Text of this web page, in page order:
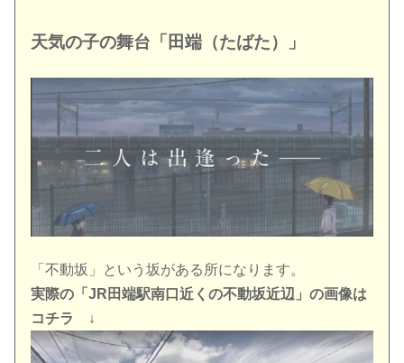
天気の子の舞台「田端（たばた）」
「不動坂」という坂がある所になります。
実際の「JR田端駅南口近くの不動坂近辺」の画像は
コチラ ↓